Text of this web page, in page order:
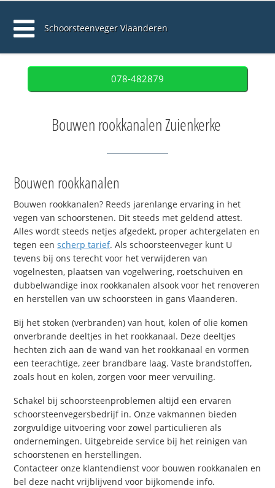
Schoorsteenveger Vlaanderen
078-482879
Bouwen rookkanalen Zuienkerke
Bouwen rookkanalen
Bouwen rookkanalen? Reeds jarenlange ervaring in het
vegen van schoorstenen. Dit steeds met geldend attest.
Alles wordt steeds netjes afgedekt, proper achtergelaten en
tegen eenscherp tarief. Als schoorsteenveger kunt U
tevens bij ons terecht voor het verwijderen van
vogelnesten, plaatsen van vogelwering, roetschuiven en
dubbelwandige inox rookkanalen alsook voor het renoveren
en herstellen van uw schoorsteen in gans Vlaanderen.
Bij het stoken (verbranden) van hout, kolen of olie komen
onverbrande deeltjes in het rookkanaal. Deze deeltjes
hechten zich aan de wand van het rookkanaal en vormen
een teerachtige, zeer brandbare laag. Vaste brandstoffen,
zoals hout en kolen, zorgen voor meer vervuiling.
Schakel bij schoorsteenproblemen altijd een ervaren
schoorsteenvegersbedrijf in. Onze vakmannen bieden
zorgvuldige uitvoering voor zowel particulieren als
ondernemingen. Uitgebreide service bij het reinigen van
schoorstenen en herstellingen.
Contacteer onze klantendienst voor bouwen rookkanalen en
bel deze nacht vrijblijvend voor bijkomende info.